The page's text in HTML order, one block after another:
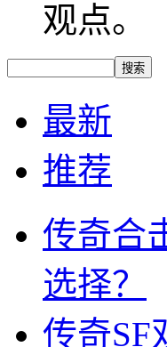
观点。
最新
推荐
传奇合
选择？
传奇SF